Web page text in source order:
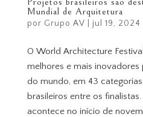
Mundial de Arquitetura
por Grupo AV jul 19, 2024
O World Architecture
melhores e mais
do mundo, em 43
brasileiros entre os
acontece no início de